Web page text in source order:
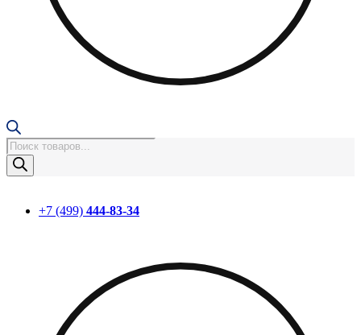
Поиск
товаров
+7 (499) 444-83-34